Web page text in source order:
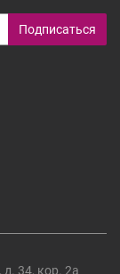
Подписаться
34, кор. 2а